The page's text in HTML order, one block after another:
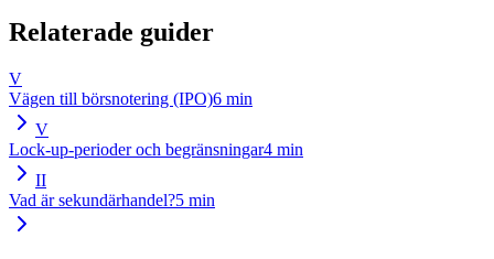
Relaterade guider
V
Vägen till börsnotering (IPO)6 min
V
Lock-up-perioder och begränsningar4 min
II
Vad är sekundärhandel?5 min